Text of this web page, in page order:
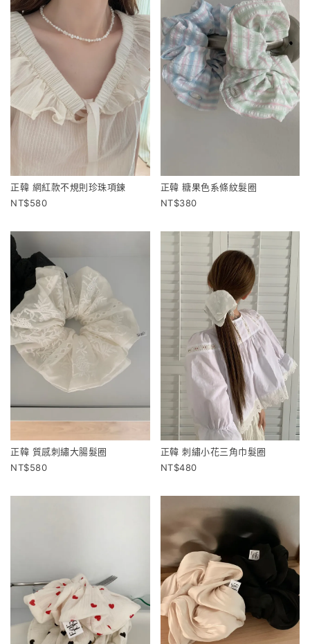
正韓 網紅款不規則珍珠項鍊
580
正韓 糖果色系條紋髮圈
380
正韓 質感刺繡大腸髮圈
580
正韓 刺繡小花三角巾髮圈
480